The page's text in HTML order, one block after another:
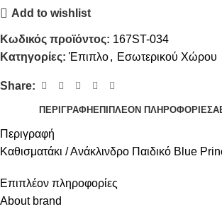
Add to wishlist
Κωδικός προϊόντος: 167ST-034
Κατηγορίες: Έπιπλο, Εσωτερικού Χώρου
Share:
ΠΕΡΙΓΡΑΦΉ ΕΠΙΠΛΈΟΝ ΠΛΗΡΟΦΟΡΊΕΣ
Περιγραφή
Καθισματάκι / Ανάκλινδρο Παιδικό Blue
Επιπλέον πληροφορίες
About brand